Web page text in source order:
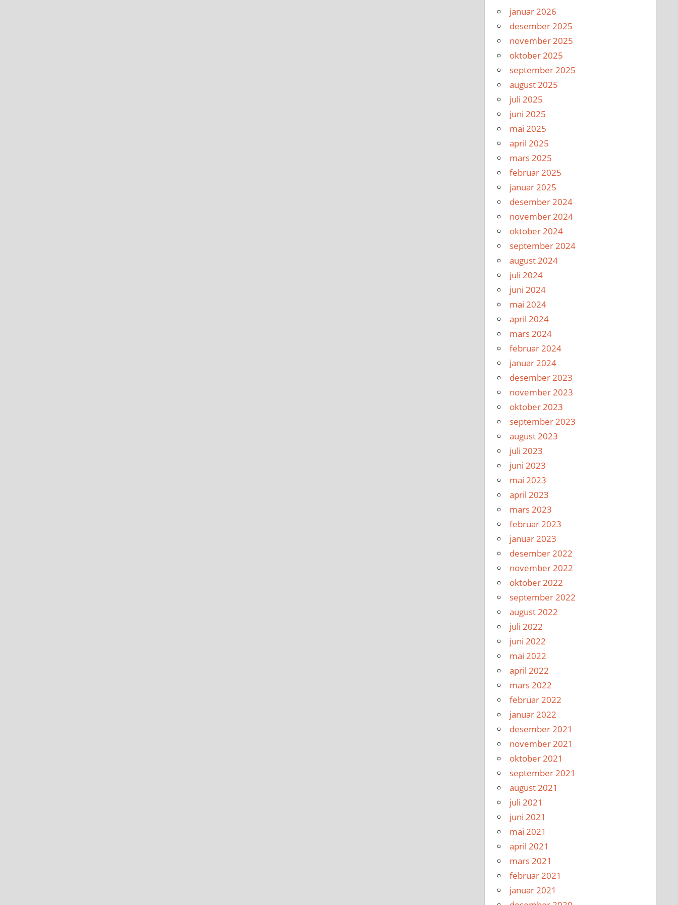
januar 2026
desember 2025
november 2025
oktober 2025
september 2025
august 2025
juli 2025
juni 2025
mai 2025
april 2025
mars 2025
februar 2025
januar 2025
desember 2024
november 2024
oktober 2024
september 2024
august 2024
juli 2024
juni 2024
mai 2024
april 2024
mars 2024
februar 2024
januar 2024
desember 2023
november 2023
oktober 2023
september 2023
august 2023
juli 2023
juni 2023
mai 2023
april 2023
mars 2023
februar 2023
januar 2023
desember 2022
november 2022
oktober 2022
september 2022
august 2022
juli 2022
juni 2022
mai 2022
april 2022
mars 2022
februar 2022
januar 2022
desember 2021
november 2021
oktober 2021
september 2021
august 2021
juli 2021
juni 2021
mai 2021
april 2021
mars 2021
februar 2021
januar 2021